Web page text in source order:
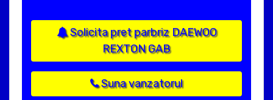
Solicita pret parbriz DAEWOO
REXTON GAB
Suna vanzatorul